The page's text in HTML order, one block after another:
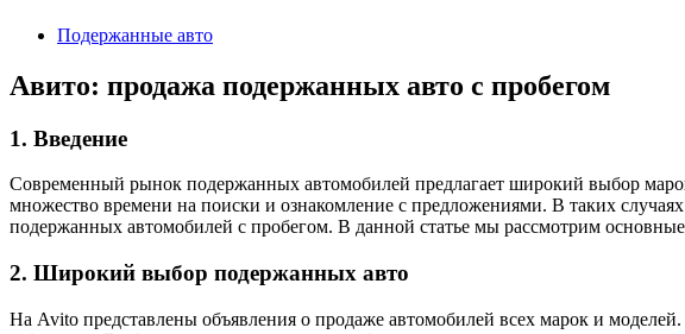
Подержанные авто
Авито: продажа подержанных авто с пробегом
1. Введение
Современный рынок подержанных автомобилей предлагает широкий выбор
множество времени на поиски и ознакомление с предложениями. В таких
подержанных автомобилей с пробегом. В данной статье мы рассмотрим
2. Широкий выбор подержанных авто
На Avito представлены объявления о продаже автомобилей всех марок и